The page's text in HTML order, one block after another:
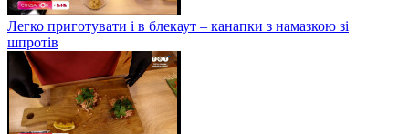
Легко приготувати і в блекаут – канапки з намазкою зі
шпротів